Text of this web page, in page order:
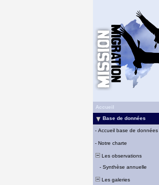
Accueil
Base de données
- Accueil base de données
- Notre charte
Les observations
- Synthèse annuelle
Les galeries